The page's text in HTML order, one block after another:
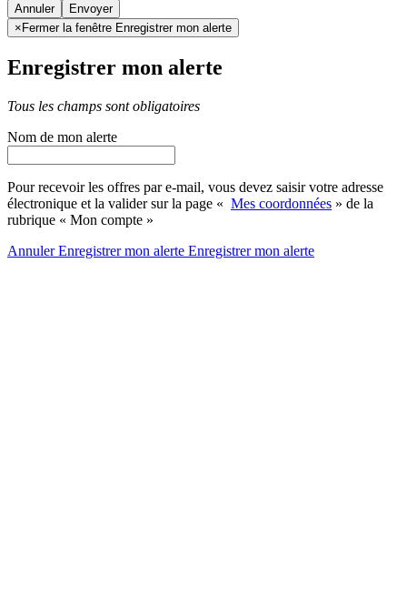
Annuler
× Fermer la fenêtre Enregistrer mon alerte
Enregistrer mon alerte
Tous les champs sont obligatoires
Nom de mon alerte
Pour recevoir les offres par e-mail, vous devez saisir votre adresse
électronique et la valider sur la page « Mes coordonnées » de la
rubrique « Mon compte »
AnnulerEnregistrer mon alerte Enregistrermon alerte